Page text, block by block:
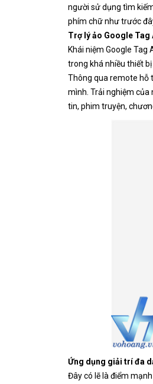
người sử dụng tìm
phím chữ như trước
Trợ lý ảo Google
Khái niệm Google
trong khá nhiều thiết
Thông qua remote hỗ
mình. Trải nghiệm của
tin, phim truyện,
Ứng dụng giải trí đa
Đây có lẽ là điểm